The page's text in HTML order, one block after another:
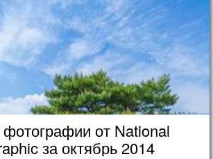
от National
за октябрь 2014